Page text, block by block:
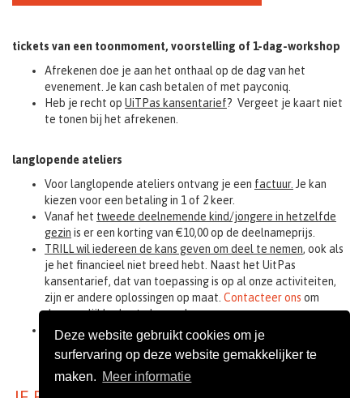
Deze website gebruikt cookies om je
surfervaring op deze website gemakkelijker te
maken. Meer informatie
tickets van een toonmoment, voorstelling of 1-dag-workshop
Afrekenen doe je aan het onthaal op de dag van het
evenement. Je kan cash betalen of met payconiq.
Heb je recht op UiTPas kansentarief? Vergeet je kaart niet
te tonen bij het afrekenen.
langlopende ateliers
Voor langlopende ateliers ontvang je een factuur. Je kan
kiezen voor een betaling in 1 of 2 keer.
Vanaf het tweede deelnemende kind/jongere in hetzelfde
gezin is er een korting van €10,00 op de deelnameprijs.
TRILL wil iedereen de kans geven om deel te nemen, ook als
je het financieel niet breed hebt. Naast het UitPas
kansentarief, dat van toepassing is op al onze activiteiten,
zijn er andere oplossingen op maat. Contacteer ons om
de mogelijkheden te bespreken.
TRILL heeft een eigenkansenfonds om deelname voor
iedereen mogelijk te maken. Je kan dit steunen samen met je
inschrijving.